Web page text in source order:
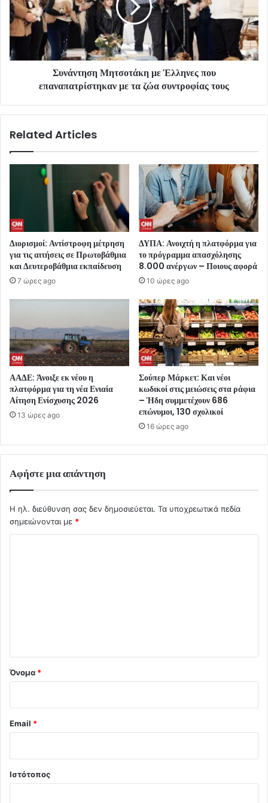
Συνάντηση Μητσοτάκη με Έλληνες που
επαναπατρίστηκαν με τα ζώα συντροφίας τους
Related Articles
Διορισμοί: Αντίστροφη μέτρηση
για τις αιτήσεις σε Πρωτοβάθμια
και Δευτεροβάθμια εκπαίδευση
7 ώρες ago
ΔΥΠΑ: Ανοιχτή η πλατφόρμα για
το πρόγραμμα απασχόλησης
8.000 ανέργων – Ποιους αφορά
10 ώρες ago
ΑΑΔΕ: Άνοιξε εκ νέου η
πλατφόρμα για τη νέα Ενιαία
Αίτηση Ενίσχυσης 2026
13 ώρες ago
Σούπερ Μάρκετ: Και νέοι
κωδικοί στις μειώσεις στα ράφια
– Ήδη συμμετέχουν 686
επώνυμοι, 130 σχολικοί
16 ώρες ago
Αφήστε μια απάντηση
Η ηλ. διεύθυνση σας δεν δημοσιεύεται. Τα υποχρεωτικά πεδία
σημειώνονται με *
Όνομα *
Email *
Ιστότοπος